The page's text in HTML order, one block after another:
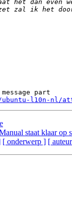
part
l10n-nl/
staat klaar op
[ onderwerp ] [